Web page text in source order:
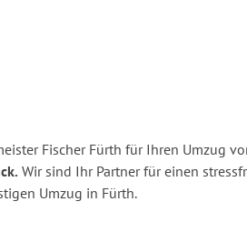
Fischer Fürth für Ihren Umzug
Wir sind Ihr Partner für einen
Umzug in Fürth.